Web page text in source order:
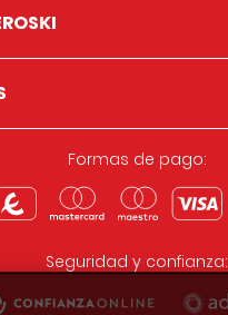
Formas de pago:
Seguridad y confianza: